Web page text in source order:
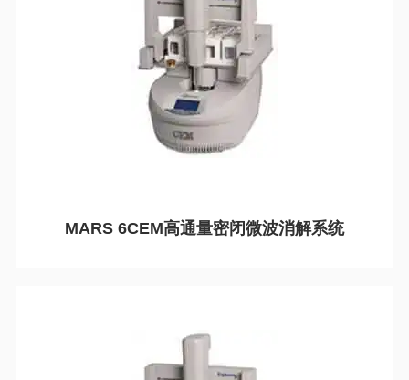
MARS 6CEM高通量密闭微波消解系统